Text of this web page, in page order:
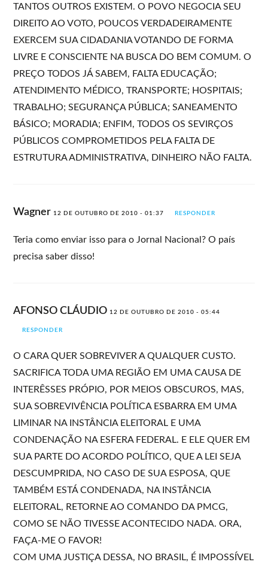
TANTOS OUTROS EXISTEM. O POVO NEGOCIA SEU
DIREITO AO VOTO, POUCOS VERDADEIRAMENTE
EXERCEM SUA CIDADANIA VOTANDO DE FORMA
LIVRE E CONSCIENTE NA BUSCA DO BEM COMUM. O
PREÇO TODOS JÁ SABEM, FALTA EDUCAÇÃO;
ATENDIMENTO MÉDICO, TRANSPORTE; HOSPITAIS;
TRABALHO; SEGURANÇA PÚBLICA; SANEAMENTO
BÁSICO; MORADIA; ENFIM, TODOS OS SEVIRÇOS
PÚBLICOS COMPROMETIDOS PELA FALTA DE
ESTRUTURA ADMINISTRATIVA, DINHEIRO NÃO FALTA.
Wagner 12 DE OUTUBRO DE 2010 - 01:37 RESPONDER
Teria como enviar isso para o Jornal Nacional? O país
precisa saber disso!
AFONSO CLÁUDIO 12 DE OUTUBRO DE 2010 - 05:44
RESPONDER
O CARA QUER SOBREVIVER A QUALQUER CUSTO.
SACRIFICA TODA UMA REGIÃO EM UMA CAUSA DE
INTERÊSSES PRÓPIO, POR MEIOS OBSCUROS, MAS,
SUA SOBREVIVÊNCIA POLÍTICA ESBARRA EM UMA
LIMINAR NA INSTÂNCIA ELEITORAL E UMA
CONDENAÇÃO NA ESFERA FEDERAL. E ELE QUER EM
SUA PARTE DO ACORDO POLÍTICO, QUE A LEI SEJA
DESCUMPRIDA, NO CASO DE SUA ESPOSA, QUE
TAMBÉM ESTÁ CONDENADA, NA INSTÂNCIA
ELEITORAL, RETORNE AO COMANDO DA PMCG,
COMO SE NÃO TIVESSE ACONTECIDO NADA. ORA,
FAÇA-ME O FAVOR!
COM UMA JUSTIÇA DESSA, NO BRASIL, É IMPOSSÍVEL